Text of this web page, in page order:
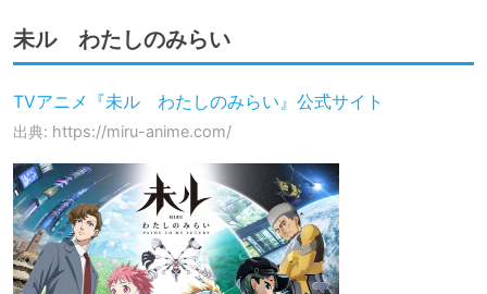
未ル わたしのみらい
TVアニメ『未ル わたしのみらい』公式サイト
出典: https://miru-anime.com/